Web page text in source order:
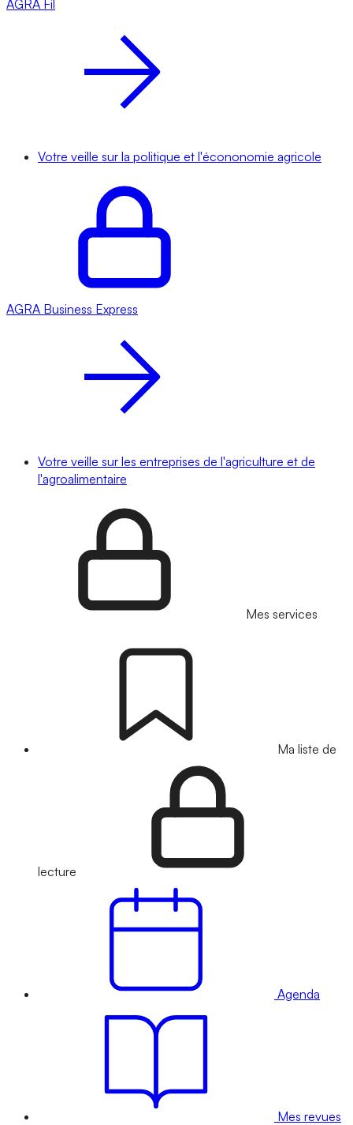
AGRA Fil
Votre veille sur la politique et l'écononomie agricole
AGRA Business Express
Votre veille sur les entreprises de l'agriculture et de
l'agroalimentaire
Mes services
Ma liste de
lecture
Agenda
Mes revues